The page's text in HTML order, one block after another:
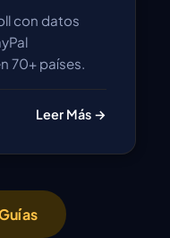
con datos
70+ países.
Leer Más →